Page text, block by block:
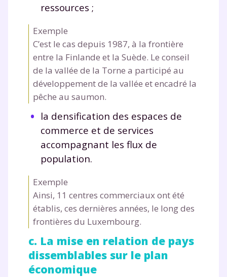
ressources ;
Exemple
C’est le cas depuis 1987, à la frontière
entre la Finlande et la Suède. Le conseil
de la vallée de la Torne a participé au
développement de la vallée et encadré la
pêche au saumon.
la densification des espaces de
commerce et de services
accompagnant les flux de
population.
Exemple
Ainsi, 11 centres commerciaux ont été
établis, ces dernières années, le long des
frontières du Luxembourg.
c. La mise en relation de pays
dissemblables sur le plan
économique
Envie de progresser
et de réussir votre
année scolaire ?
Testez gratuitement
pendant 24h notre
plateforme de soutien